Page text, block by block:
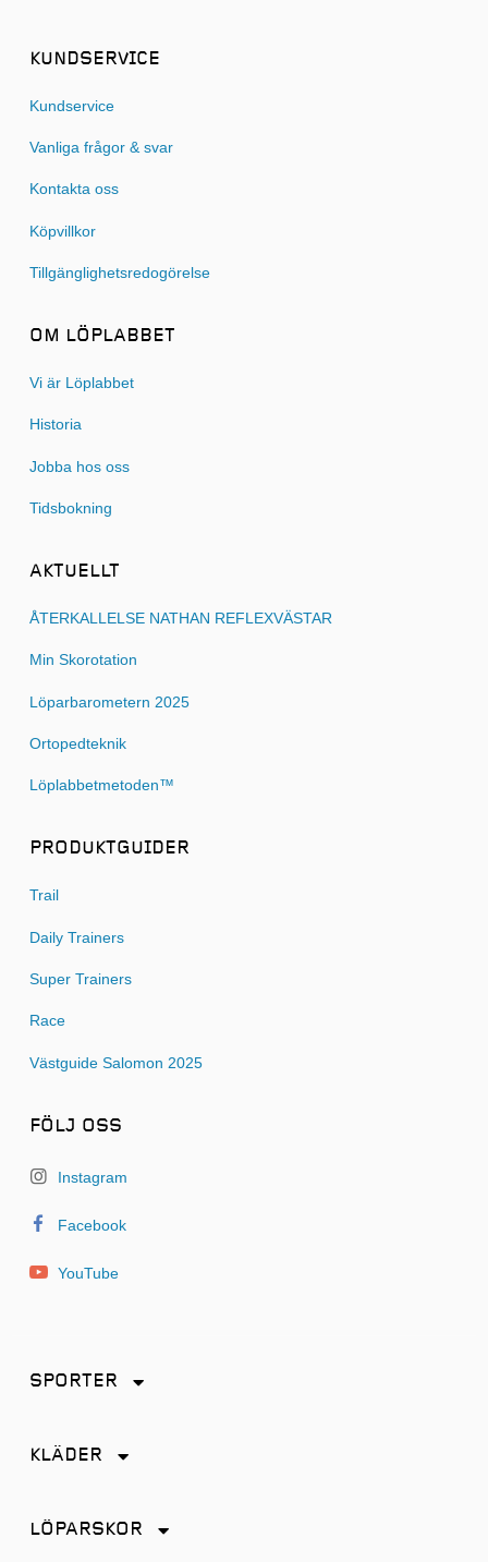
KUNDSERVICE
Kundservice
Vanliga frågor & svar
Kontakta oss
Köpvillkor
Tillgänglighetsredogörelse
OM LÖPLABBET
Vi är Löplabbet
Historia
Jobba hos oss
Tidsbokning
AKTUELLT
ÅTERKALLELSE NATHAN REFLEXVÄSTAR
Min Skorotation
Löparbarometern 2025
Ortopedteknik
Löplabbetmetoden™
PRODUKTGUIDER
Trail
Daily Trainers
Super Trainers
Race
Västguide Salomon 2025
FÖLJ OSS
Instagram
Facebook
YouTube
SPORTER
KLÄDER
LÖPARSKOR